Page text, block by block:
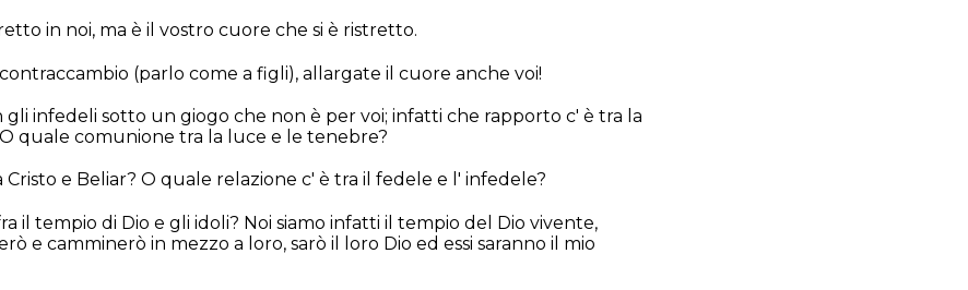
in noi, ma è il vostro cuore che si è ristretto.
(parlo come a figli), allargate il cuore anche voi!
gli infedeli sotto un giogo che non è per voi; infatti che rapporto c' è tra la
quale comunione tra la luce e le tenebre?
Cristo e Beliar? O quale relazione c' è tra il fedele e l' infedele?
il tempio di Dio e gli idoli? Noi siamo infatti il tempio del Dio vivente,
e camminerò in mezzo a loro, sarò il loro Dio ed essi saranno il mio